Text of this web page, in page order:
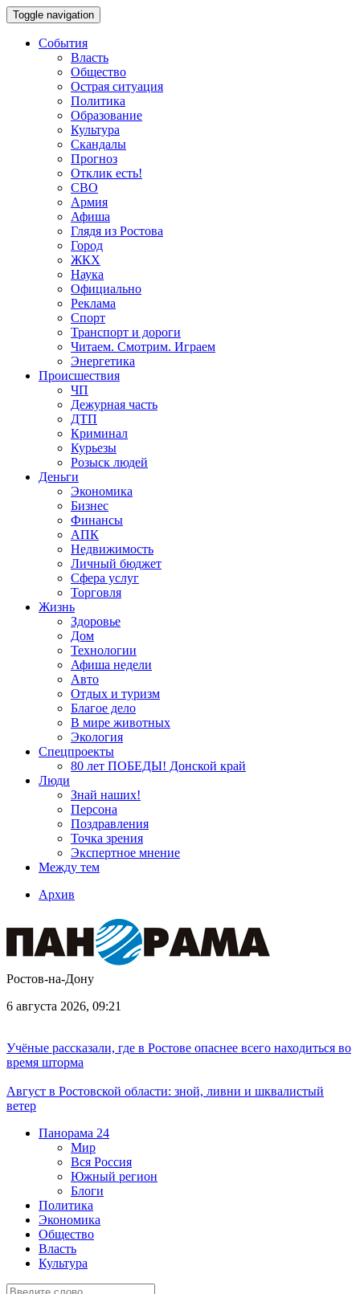
Toggle navigation
События
Власть
Общество
Острая ситуация
Политика
Образование
Культура
Скандалы
Прогноз
Отклик есть!
СВО
Армия
Афиша
Глядя из Ростова
Город
ЖКХ
Наука
Официально
Реклама
Спорт
Транспорт и дороги
Читаем. Смотрим. Играем
Энергетика
Происшествия
ЧП
Дежурная часть
ДТП
Криминал
Курьезы
Розыск людей
Деньги
Экономика
Бизнес
Финансы
АПК
Недвижимость
Личный бюджет
Сфера услуг
Торговля
Жизнь
Здоровье
Дом
Технологии
Афиша недели
Авто
Отдых и туризм
Благое дело
В мире животных
Экология
Спецпроекты
80 лет ПОБЕДЫ! Донской край
Люди
Знай наших!
Персона
Поздравления
Точка зрения
Экспертное мнение
Между тем
Архив
Ростов-на-Дону
6 августа 2026, 09:21
Учёные рассказали, где в Ростове опаснее всего находиться во
время шторма
Август в Ростовской области: зной, ливни и шквалистый
ветер
Панорама 24
Мир
Вся Россия
Южный регион
Блоги
Политика
Экономика
Общество
Власть
Культура